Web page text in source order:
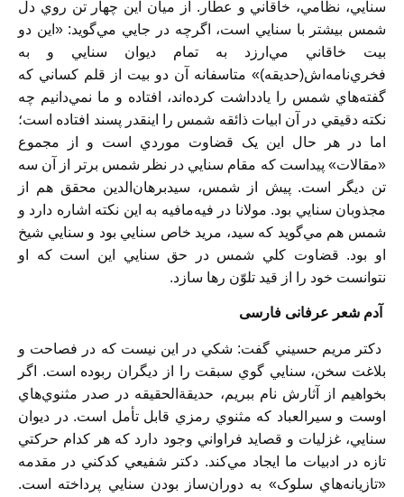
سنايي، نظامي، خاقاني و عطار. از ميان اين چهار تن روي دل
شمس بيشتر با سنايي است، اگرچه در جايي مي‌گويد: «اين دو
بيت خاقاني مي‌ارزد به تمام ديوان سنايي و به
فخري‌نامه‌اش(حديقه)» متاسفانه آن دو بيت از قلم کساني که
گفته‌هاي شمس را يادداشت‌ کرده‌اند، افتاده و ما نمي‌دانيم چه
نکته دقيقي در آن ابيات ذائقه شمس را اينقدر پسند افتاده است؛
اما در هر حال اين يک قضاوت موردي است و از مجموع
«مقالات» پيداست که مقام سنايي در نظر شمس برتر از آن سه
تن ديگر است. پيش از شمس، سيدبرهان‌الدين محقق هم از
مجذوبان سنايي بود. مولانا در فيه‌مافيه به اين نکته اشاره دارد و
شمس هم مي‌گويد که سيد، مريد خاص سنايي بود و سنايي شيخ
او بود. قضاوت کلي شمس در حق سنايي اين است که او
نتوانست خود را از قيد تلوّن رها سازد.
آدم شعر عرفانی فارسی
دکتر مريم حسيني گفت: شکي در اين نيست که در فصاحت و
بلاغت سخن، سنايي گوي سبقت را از ديگران ربوده است. اگر
بخواهيم از آثارش نام ببريم، حديقةالحقيقه در صدر مثنوي‌هاي
اوست و سيرالعباد که مثنوي رمزي قابل تأمل است. در ديوان
سنايي، غزليات و قصايد فراواني وجود دارد که هر کدام حرکتي
تازه در ادبيات ما ايجاد مي‌کند. دکتر شفيعي‌ کدکني در مقدمه
«تازيانه‌هاي سلوک» به دوران‌ساز بودن سنايي پرداخته است.